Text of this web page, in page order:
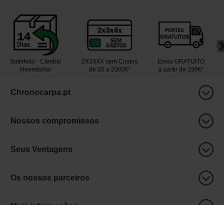
Satisfeito - Câmbio
Reembolso
2X3X4X sem Custos
de 50 a 2000€²
Envio GRATUITO
a partir de 199€¹
Chronocarpa.pt
Nossos compromissos
Seus Ventagens
Os nossos parceiros